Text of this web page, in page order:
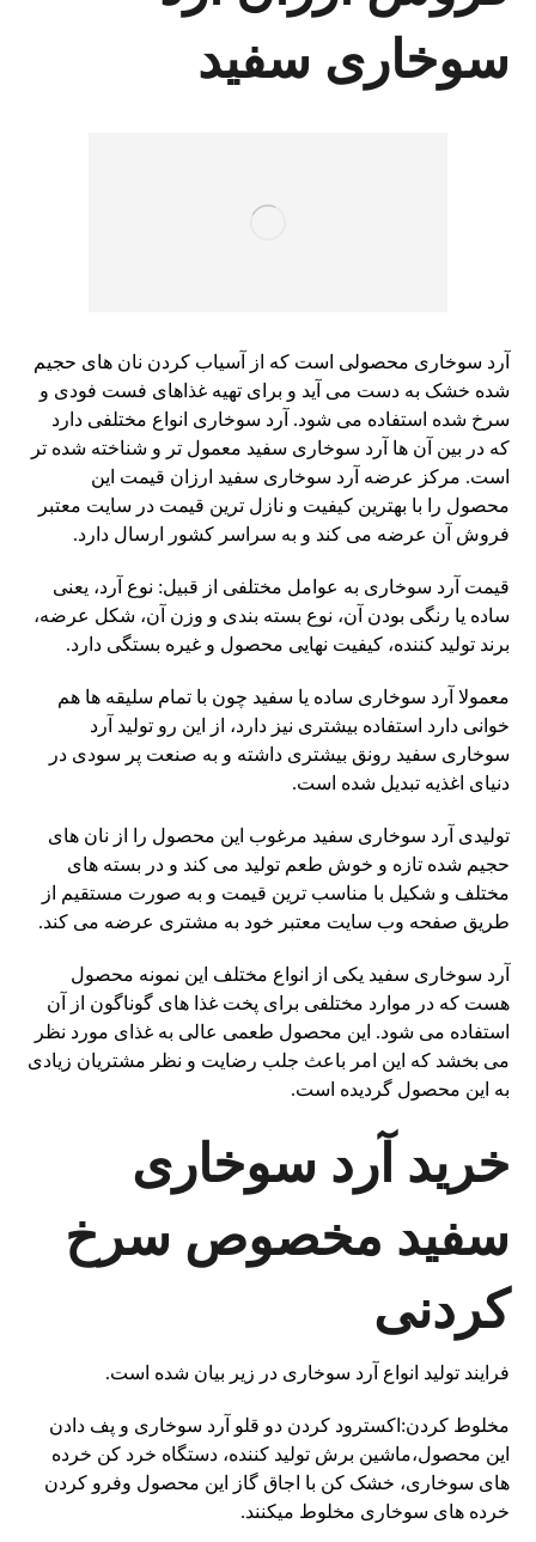
سوخاری سفید
آرد سوخاری محصولی است که از آسیاب کردن نان های حجیم
شده خشک به دست می آید و برای تهیه غذاهای فست فودی و
سرخ شده استفاده می شود. آرد سوخاری انواع مختلفی دارد
که در بین آن ها آرد سوخاری سفید معمول تر و شناخته شده تر
است. مرکز عرضه آرد سوخاری سفید ارزان قیمت این
محصول را با بهترین کیفیت و نازل ترین قیمت در سایت معتبر
فروش آن عرضه می کند و به سراسر کشور ارسال دارد.
قیمت آرد سوخاری به عوامل مختلفی از قبیل: نوع آرد، یعنی
ساده یا رنگی بودن آن، نوع بسته بندی و وزن آن، شکل عرضه،
برند تولید کننده، کیفیت نهایی محصول و غیره بستگی دارد.
معمولا آرد سوخاری ساده یا سفید چون با تمام سلیقه ها هم
خوانی دارد استفاده بیشتری نیز دارد، از این رو تولید آرد
سوخاری سفید رونق بیشتری داشته و به صنعت پر سودی در
دنیای اغذیه تبدیل شده است.
تولیدی آرد سوخاری سفید مرغوب این محصول را از نان های
حجیم شده تازه و خوش طعم تولید می کند و در بسته های
مختلف و شکیل با مناسب ترین قیمت و به صورت مستقیم از
طریق صفحه وب سایت معتبر خود به مشتری عرضه می کند.
آرد سوخاری سفید یکی از انواع مختلف این نمونه محصول
هست که در موارد مختلفی برای پخت غذا های گوناگون از آن
استفاده می شود. این محصول طعمی عالی به غذای مورد نظر
می بخشد که این امر باعث جلب رضایت و نظر مشتریان زیادی
به این محصول گردیده است.
خرید آرد سوخاری
سفید مخصوص سرخ
کردنی
فرایند تولید انواع آرد سوخاری در زیر بیان شده است.
مخلوط کردن:اکسترود کردن دو قلو آرد سوخاری و پف دادن
این محصول،ماشین برش تولید کننده، دستگاه خرد کن خرده
های سوخاری، خشک کن با اجاق گاز این محصول وفرو کردن
خرده های سوخاری مخلوط میکنند.